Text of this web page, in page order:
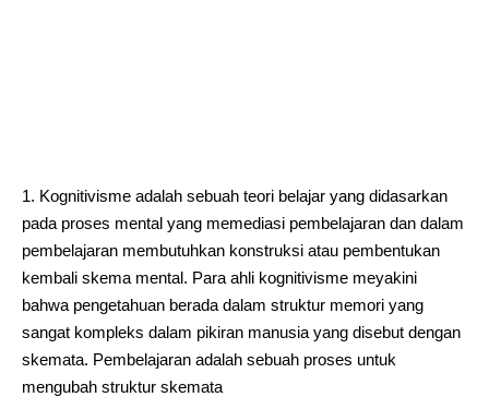
Kognitivisme adalah sebuah teori belajar yang didasarkan
pada proses mental yang memediasi pembelajaran dan dalam
pembelajaran membutuhkan konstruksi atau pembentukan
kembali skema mental. Para ahli kognitivisme meyakini
bahwa pengetahuan berada dalam struktur memori yang
sangat kompleks dalam pikiran manusia yang disebut dengan
skemata. Pembelajaran adalah sebuah proses untuk
mengubah struktur skemata